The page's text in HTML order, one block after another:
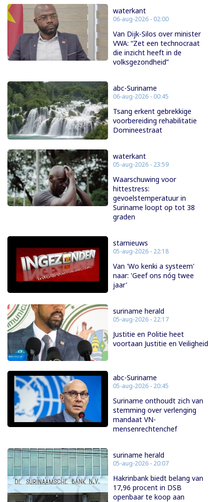
waterkant
06-aug-2026 - 02:00
Van Dijk-Silos over minister
VWA: “Zet een technocraat
die inzicht heeft in de
volksgezondheid”
abc-Suriname
06-aug-2026 - 00:45
Tsang erkent gebrekkige
voorbereiding rehabilitatie
Domineestraat
waterkant
05-aug-2026 - 23:59
Waarschuwing voor
hittestress:
gevoelstemperatuur in
Suriname loopt op tot 38
graden
starnieuws
05-aug-2026 - 22:18
Van 'Wo kenki a systeem'
naar: 'Geef ons nóg twee
jaar'
suriname herald
05-aug-2026 - 22:17
Justitie en Politie heet
voortaan Justitie en Veiligheid
abc-Suriname
05-aug-2026 - 20:45
Suriname onthoudt zich van
stemming over verlenging
mandaat VN-
mensenrechtenchef
suriname herald
05-aug-2026 - 20:07
Hakrinbank biedt belang van
17,96 procent in DSB
openbaar te koop aan